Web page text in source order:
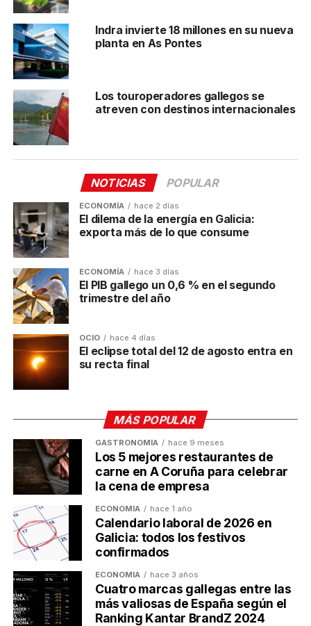
Issga señala las
de cerámica, cocinas industriales, salas de
calderas y otras instalaciones industriales
posibles lugares de riesgo para los trabajadores.
Además, aquellos espacios donde existen elevados
niveles de humedad (conserveras, lavanderías,
piscinas cubiertas, balnearios
un foco de estrés térmico. Esto se debe a que el
exceso de humedad dificulta la regulación térmica de
nuestro organismo. La Xunta recuerda, además, que
el riesgo aumenta cuando el trabajo requiere un
esfuerzo físico intenso o el uso de EPIs, ya que
dificultan la disipación del calor corporal.
Según el Issga, la combinación de varios de estos
factoresaumenta la probabilidad de sufrir un
episodio de estrés térmico o incluso un golpe de
calor.
La aclimatación y la
prevención, claves para
La Xunta recuerda queno todos los trabajadores
responden igual a las altas temperaturas. Factores
como determinadas enfermedades cardiovasculares
o respiratorias, la diabetes, el sobrepeso, el consumo
de algunos medicamentos o sustancias como el
alcohol y la cafeínapueden propiciar los síntomas
del estrés térmico. Asimismo, el gobierno
autonómico recomienda a las mujeres embarazadas
no desempeñar trabajos bajo temperaturas muy
elevadas.
Indra invierte 18 millones en su nueva
planta en As Pontes
Los touroperadores gallegos se
atreven con destinos internacionales
NOTICIAS POPULAR
ECONOMÍA hace 2 días
El dilema de la energía en Galicia:
exporta más de lo que consume
ECONOMÍA hace 3 días
El PIB gallego un 0,6 % en el segundo
trimestre del año
OCIO hace 4 días
El eclipse total del 12 de agosto entra en
su recta final
MÁS POPULAR
GASTRONOMÍA hace 9 meses
Los 5 mejores restaurantes de
carne en A Coruña para celebrar
la cena de empresa
ECONOMÍA hace 1 año
Calendario laboral de 2026 en
Galicia: todos los festivos
confirmados
ECONOMÍA hace 3 años
Cuatro marcas gallegas entre las
más valiosas de España según el
Ranking Kantar BrandZ 2024